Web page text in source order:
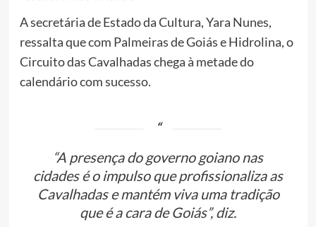
A secretária de Estado da Cultura, Yara Nunes,
ressalta que com Palmeiras de Goiás e Hidrolina, o
Circuito das Cavalhadas chega à metade do
calendário com sucesso.
“A presença do governo goiano nas
cidades é o impulso que profissionaliza as
Cavalhadas e mantém viva uma tradição
que é a cara de Goiás”, diz.